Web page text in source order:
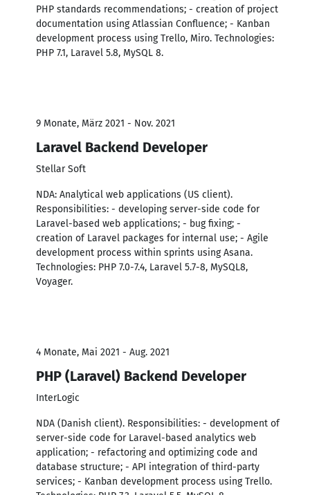
PHP standards recommendations; - creation of project
documentation using Atlassian Confluence; - Kanban
development process using Trello, Miro. Technologies:
PHP 7.1, Laravel 5.8, MySQL 8.
9 Monate, März 2021 - Nov. 2021
Laravel Backend Developer
Stellar Soft
NDA: Analytical web applications (US client).
Responsibilities: - developing server-side code for
Laravel-based web applications; - bug fixing; -
creation of Laravel packages for internal use; - Agile
development process within sprints using Asana.
Technologies: PHP 7.0-7.4, Laravel 5.7-8, MySQL8,
Voyager.
4 Monate, Mai 2021 - Aug. 2021
PHP (Laravel) Backend Developer
InterLogic
NDA (Danish client). Responsibilities: - development of
server-side code for Laravel-based analytics web
application; - refactoring and optimizing code and
database structure; - API integration of third-party
services; - Kanban development process using Trello.